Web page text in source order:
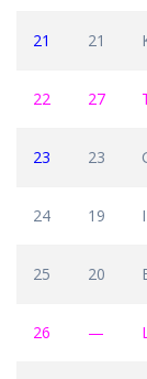
21 21
22 27
23 23
24 19
25 20
26 —